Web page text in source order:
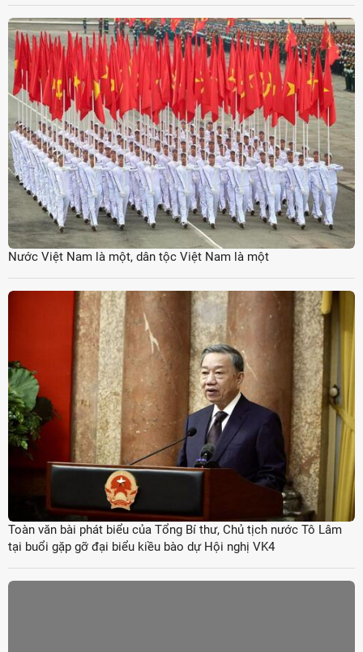
Nước Việt Nam là một, dân tộc Việt Nam là một
Toàn văn bài phát biểu của Tổng Bí thư, Chủ tịch nước Tô Lâm
tại buổi gặp gỡ đại biểu kiều bào dự Hội nghị VK4